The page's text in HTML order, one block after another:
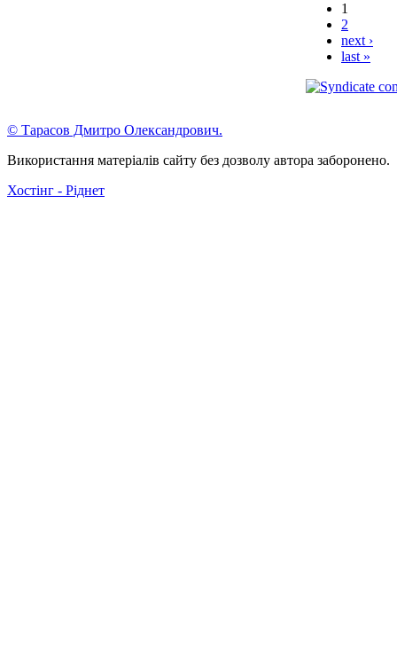
1
2
next ›
last »
© Тарасов Дмитро Олександрович.
Використання матеріалів сайту без дозволу автора заборонено.
Хостінг - Ріднет